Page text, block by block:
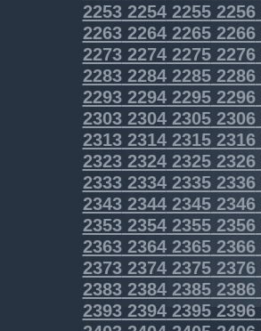
2253225422552256
2263226422652266
2273227422752276
2283228422852286
2293229422952296
2303230423052306
2313231423152316
2323232423252326
2333233423352336
2343234423452346
2353235423552356
2363236423652366
2373237423752376
2383238423852386
2393239423952396